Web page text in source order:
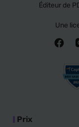
Éditeur de
Une
Prix